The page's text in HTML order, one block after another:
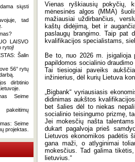
siųsti
tad
LAISVO
rytoj!
Šalin
56° rytų
dirbtinio
Seime
Seime
projektas.
Vienas ryškiausių pokyčių,
mėnesinės algos (MMA)
mažiausiai uždirbančius,
kaštų didėjimą, bet ir
paslaugų brangimo. Taip pat
kvalifikacijos specialistams,
Be to, nuo 2026 m. įsigalioja
papildomos socialinio
Tai tiesiogiai paveiks
inžinierius, dėl kurių Lietuva
„Bigbank“ vyriausiasis
didinimas aukštos
bet šalies dėl to niekas
socialinio teisingumo prizmę,
Jei mokesčių našta
dukart pagalvoja prieš
Lietuvos ekonomikos padėtis
gana maži, o atlyginimai
mokesčius. Tad galima
lietuvius.“